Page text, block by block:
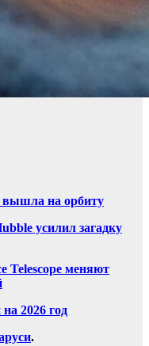
вышла на орбиту
усилил загадку
Telescope меняют
2026 год
.